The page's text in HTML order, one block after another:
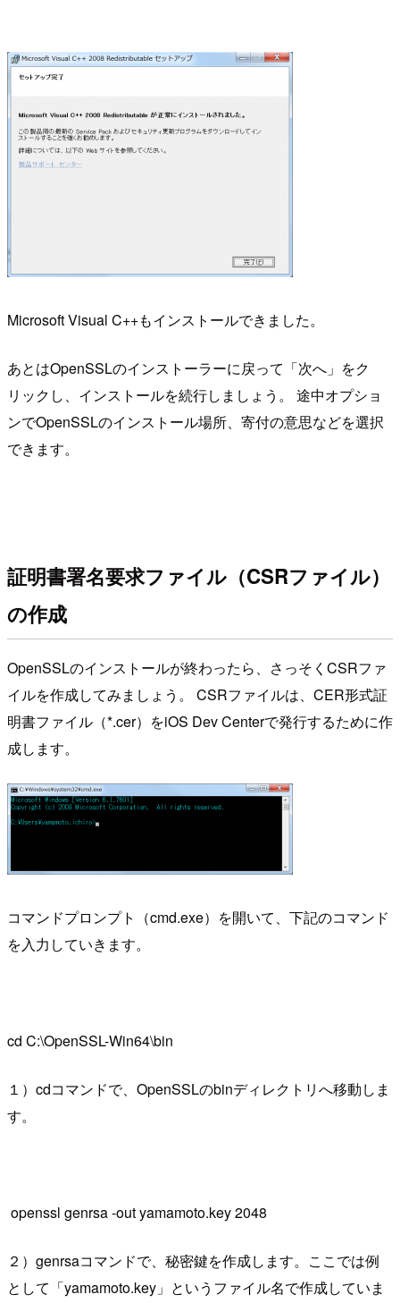
Microsoft Visual C++もインストールできました。
あとはOpenSSLのインストーラーに戻って「次へ」をク
リックし、インストールを続行しましょう。 途中オプショ
ンでOpenSSLのインストール場所、寄付の意思などを選択
できます。
証明書署名要求ファイル（CSRファイル）
の作成
OpenSSLのインストールが終わったら、さっそくCSRファ
イルを作成してみましょう。 CSRファイルは、CER形式証
明書ファイル（*.cer）をiOS Dev Centerで発行するために作
成します。
コマンドプロンプト（cmd.exe）を開いて、下記のコマンド
を入力していきます。
cd C:\OpenSSL-Win64\bin
１）cdコマンドで、OpenSSLのbinディレクトリへ移動しま
す。
openssl genrsa -out yamamoto.key 2048
２）genrsaコマンドで、秘密鍵を作成します。ここでは例
として「yamamoto.key」というファイル名で作成していま